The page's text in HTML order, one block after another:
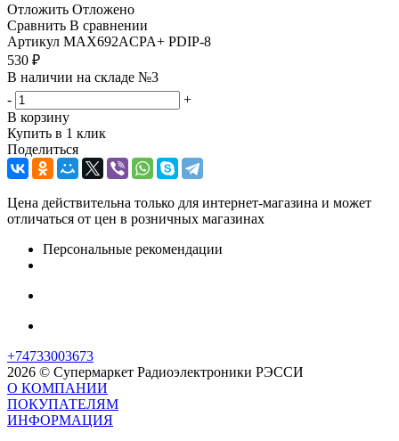
Отложить Отложено
Сравнить В сравнении
Артикул MAX692ACPA+ PDIP-8
530 ₽
В наличии на складе №3
-
+
В корзину
Купить в 1 клик
Поделиться
Цена действительна только для интернет-магазина и может
отличаться от цен в розничных магазинах
Персональные рекомендации
+74733003673
2026 © Супермаркет Радиоэлектроники РЭССИ
О КОМПАНИИ
ПОКУПАТЕЛЯМ
ИНФОРМАЦИЯ